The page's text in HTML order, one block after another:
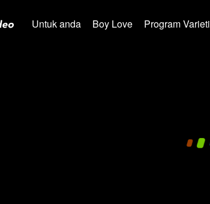
Untuk anda Boy Love Program Varieti